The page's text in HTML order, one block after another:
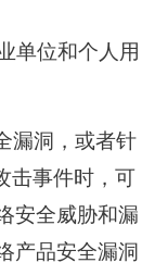
单位和个人用
漏洞，或者针
击事件时，可
安全威胁和漏
产品安全漏洞